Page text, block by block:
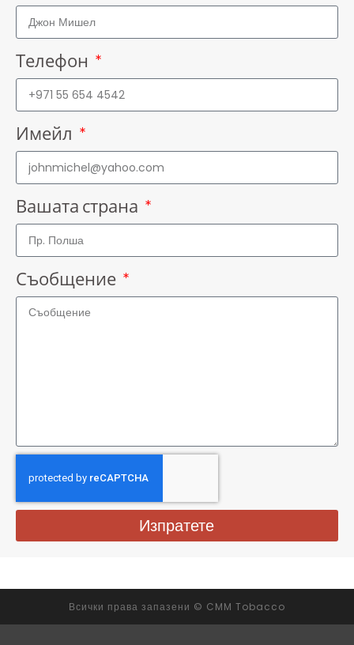
Телефон
Имейл
Вашата страна
Съобщение
Изпратете
Всички права запазени © CMM Tobacco